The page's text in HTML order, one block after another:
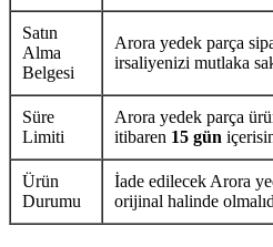
Satın
Alma
Belgesi
Arora yedek parça
irsaliyenizi mutlaka
Süre
Limiti
Arora yedek parça
itibaren 15 gün
Ürün
Durumu
İade edilecek Arora
orijinal halinde